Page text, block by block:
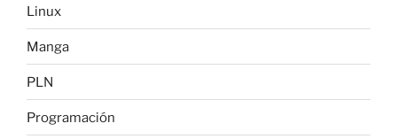
Linux
Manga
PLN
Programación